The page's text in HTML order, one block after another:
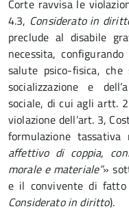
Corte ravvisa le
4.3, Considerato in
preclude al disabile
necessita,
salute psico-fisica, che
socializzazione e
sociale, di cui agli artt.
violazione dell’art. 3,
formulazione
affettivo di coppia,
morale e materiale”»
e il convivente di fatto
Considerato in diritto).